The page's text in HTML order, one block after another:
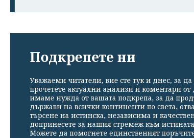
Подкрепете ни
Уважаеми читатели, вие сте тук и днес, за
прочетете актуални анализи и коментари
имаме нужда от вашата подкрепа, за да
държави на всички континенти по света,
търсене на истинска, независима и
допринесете за нашия стремеж към
Можете да помогнете единственият